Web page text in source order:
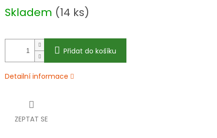
cena:
Skladem (14 ks)
Přidat do košíku
Detailní informace
ZEPTAT SE